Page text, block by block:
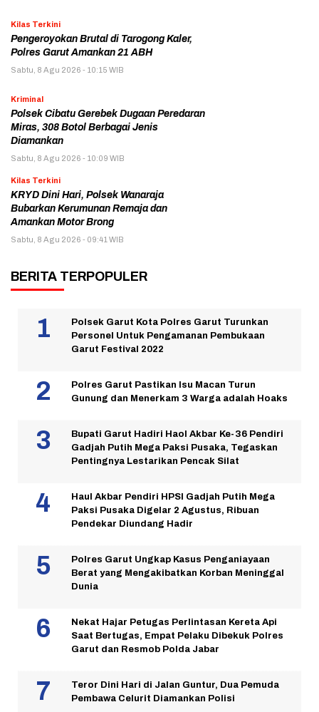
Kilas Terkini
Pengeroyokan Brutal di Tarogong Kaler,
Polres Garut Amankan 21 ABH
Sabtu, 8 Agu 2026 - 10:15 WIB
Kriminal
Polsek Cibatu Gerebek Dugaan Peredaran
Miras, 308 Botol Berbagai Jenis
Diamankan
Sabtu, 8 Agu 2026 - 10:09 WIB
Kilas Terkini
KRYD Dini Hari, Polsek Wanaraja
Bubarkan Kerumunan Remaja dan
Amankan Motor Brong
Sabtu, 8 Agu 2026 - 09:41 WIB
BERITA TERPOPULER
Polsek Garut Kota Polres Garut Turunkan
Personel Untuk Pengamanan Pembukaan
Garut Festival 2022
Polres Garut Pastikan Isu Macan Turun
Gunung dan Menerkam 3 Warga adalah Hoaks
Bupati Garut Hadiri Haol Akbar Ke-36 Pendiri
Gadjah Putih Mega Paksi Pusaka, Tegaskan
Pentingnya Lestarikan Pencak Silat
Haul Akbar Pendiri HPSI Gadjah Putih Mega
Paksi Pusaka Digelar 2 Agustus, Ribuan
Pendekar Diundang Hadir
Polres Garut Ungkap Kasus Penganiayaan
Berat yang Mengakibatkan Korban Meninggal
Dunia
Nekat Hajar Petugas Perlintasan Kereta Api
Saat Bertugas, Empat Pelaku Dibekuk Polres
Garut dan Resmob Polda Jabar
Teror Dini Hari di Jalan Guntur, Dua Pemuda
Pembawa Celurit Diamankan Polisi